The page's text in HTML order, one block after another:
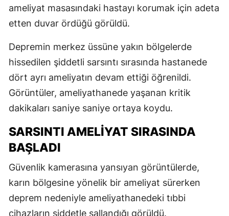
ameliyat masasındaki hastayı korumak için adeta
etten duvar ördüğü görüldü.
Depremin merkez üssüne yakın bölgelerde
hissedilen şiddetli sarsıntı sırasında hastanede
dört ayrı ameliyatın devam ettiği öğrenildi.
Görüntüler, ameliyathanede yaşanan kritik
dakikaları saniye saniye ortaya koydu.
SARSINTI AMELİYAT SIRASINDA
BAŞLADI
Güvenlik kamerasına yansıyan görüntülerde,
karın bölgesine yönelik bir ameliyat sürerken
deprem nedeniyle ameliyathanedeki tıbbi
cihazların şiddetle sallandığı görüldü.